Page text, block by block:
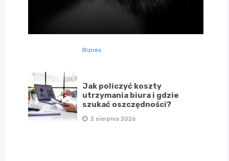
Biznes
Jak policzyć koszty
utrzymania biura i gdzie
szukać oszczędności?
3 sierpnia 2026